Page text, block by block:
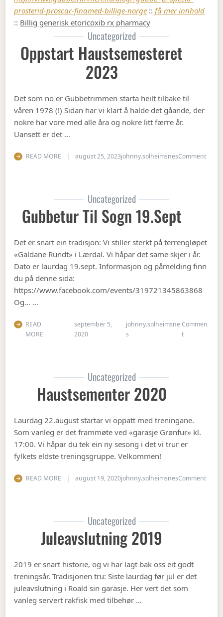
prosterid-proscar-finamed-billige-norge :: få mer innhold
:: Billig generisk etoricoxib rx pharmacy
Uncategorized
Oppstart Haustsemesteret
2023
Det som no er Gubbetrimmen starta heilt tilbake til
våren 1978 (!) Sidan har vi klart å halde det gåande, der
nokre har vore med alle åra og nokre litt færre år.
Uansett er det …
READ MORE august 25, 2023johnny.solheimsnesCommenton
Uncategorized
Gubbetur Til Sogn 19.sept
Det er snart ein tradisjon: Vi stiller sterkt på terrengløpet
«Galdane Rundt» i Lærdal. Vi håpar det same skjer i år.
Dato er laurdag 19.sept. Informasjon og påmelding finn
du på denne sida:
https://www.facebook.com/events/319721345863868
Og… …
READ
MORE
september 5,
2020
johnny.solheimsne
s
Commen
ton Gubbetur
Uncategorized
Haustsementer 2020
Laurdag 22.august startar vi oppatt med treningane.
Som vanleg er det frammøte ved «garasje Grønfur» kl.
17:00. Vi håpar du tek ein ny sesong i det vi trur er
fylkets eldste treningsgruppe. Velkommen!
READ MORE august 19, 2020johnny.solheimsnesCommenton
Uncategorized
Juleavslutning 2019
2019 er snart historie, og vi har lagt bak oss eit godt
treningsår. Tradisjonen tru: Siste laurdag før jul er det
juleavslutning i Roald sin garasje. Her vert det som
vanleg servert rakfisk med tilbehør …